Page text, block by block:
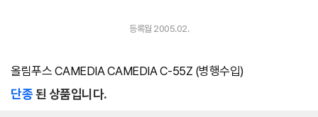
등록월 2005.02.
올림푸스 CAMEDIA CAMEDIA C-55Z (병행수입)
단종된 상품입니다.